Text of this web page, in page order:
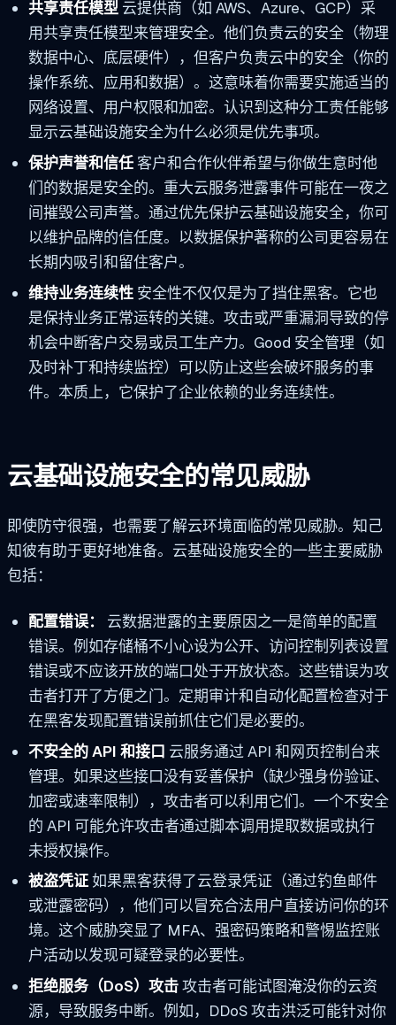
共享责任模型 云提供商（如 AWS、Azure、GCP）采
用共享责任模型来管理安全。他们负责云的安全（物理
数据中心、底层硬件），但客户负责云中的安全（你的
操作系统、应用和数据）。这意味着你需要实施适当的
网络设置、用户权限和加密。认识到这种分工责任能够
显示云基础设施安全为什么必须是优先事项。
保护声誉和信任 客户和合作伙伴希望与你做生意时他
们的数据是安全的。重大云服务泄露事件可能在一夜之
间摧毁公司声誉。通过优先保护云基础设施安全，你可
以维护品牌的信任度。以数据保护著称的公司更容易在
长期内吸引和留住客户。
维持业务连续性 安全性不仅仅是为了挡住黑客。它也
是保持业务正常运转的关键。攻击或严重漏洞导致的停
机会中断客户交易或员工生产力。Good 安全管理（如
及时补丁和持续监控）可以防止这些会破坏服务的事
件。本质上，它保护了企业依赖的业务连续性。
云基础设施安全的常见威胁
即使防守很强，也需要了解云环境面临的常见威胁。知己
知彼有助于更好地准备。云基础设施安全的一些主要威胁
包括：
配置错误：
云数据泄露的主要原因之一是简单的配置
错误。例如存储桶不小心设为公开、访问控制列表设置
错误或不应该开放的端口处于开放状态。这些错误为攻
击者打开了方便之门。定期审计和自动化配置检查对于
在黑客发现配置错误前抓住它们是必要的。
不安全的 API 和接口 云服务通过 API 和网页控制台来
管理。如果这些接口没有妥善保护（缺少强身份验证、
加密或速率限制），攻击者可以利用它们。一个不安全
的 API 可能允许攻击者通过脚本调用提取数据或执行
未授权操作。
被盗凭证如果黑客获得了云登录凭证（通过钓鱼邮件
或泄露密码），他们可以冒充合法用户直接访问你的环
境。这个威胁突显了 MFA、强密码策略和警惕监控账
户活动以发现可疑登录的必要性。
拒绝服务（DoS）攻击攻击者可能试图淹没你的云资
源，导致服务中断。例如，DDoS 攻击洪泛可能针对你